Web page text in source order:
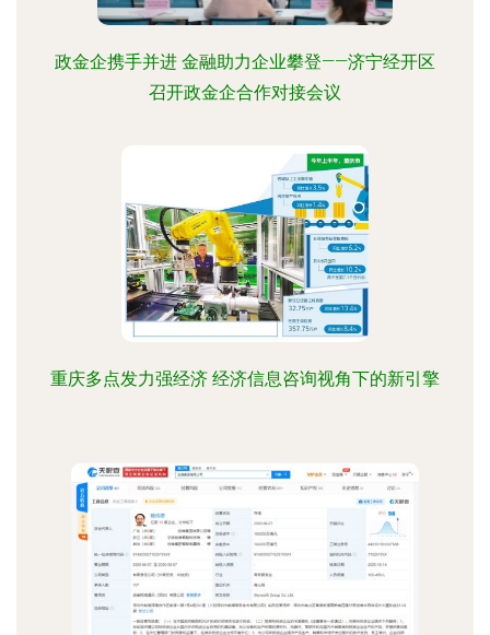
政金企携手并进 金融助力企业攀登——济宁经开区
召开政金企合作对接会议
重庆多点发力强经济 经济信息咨询视角下的新引擎